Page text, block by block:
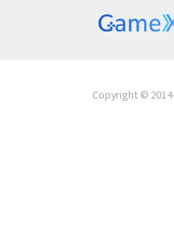
Copyright ©